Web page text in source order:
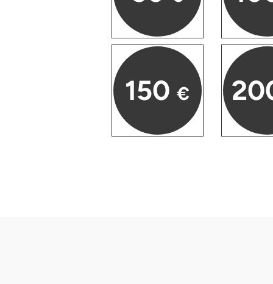
150 €